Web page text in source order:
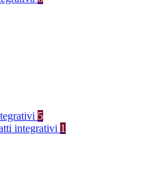
5
integrativi 1